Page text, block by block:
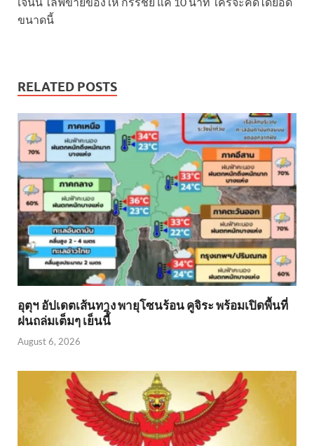
ขนาดนี้
RELATED POSTS
อุตุฯ อัปเดตเส้นทาง พายุโซนร้อน คูจิระ พร้อมเปิดพื้นที่
ฝนถล่มเต็มๆ เย็นนี้ิ
August 6, 2026